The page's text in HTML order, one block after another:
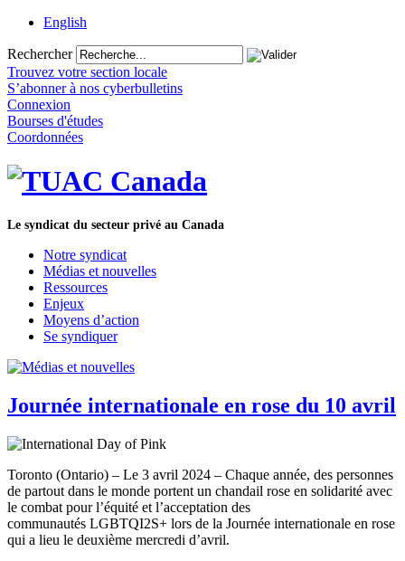
English
Rechercher
Trouvez votre section locale
S’abonner à nos cyberbulletins
Connexion
Bourses d'études
Coordonnées
Le syndicat du secteur privé au Canada
Notre syndicat
Médias et nouvelles
Ressources
Enjeux
Moyens d’action
Se syndiquer
Journée internationale en rose du 10 avril
Toronto (Ontario) – Le 3 avril 2024 – Chaque année, des personnes
de partout dans le monde portent un chandail rose en solidarité avec
le combat pour l’équité et l’acceptation des
communautés LGBTQI2S+ lors de la Journée internationale en rose
qui a lieu le deuxième mercredi d’avril.